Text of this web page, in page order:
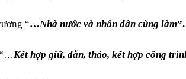
“…Nhà nư­ớc và nhân dân cùng làm”.
Kết hợp giữ, dẫn, tháo, kết hợp công